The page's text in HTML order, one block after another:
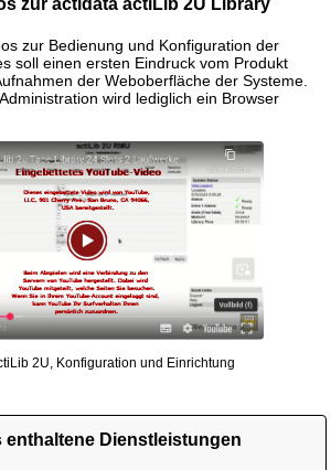
zur Bedienung und Konfiguration der
soll einen ersten Eindruck vom Produkt
der Weboberfläche der Systeme.
wird lediglich ein Browser
2U, Konfiguration und Einrichtung
enthaltene Dienstleistungen